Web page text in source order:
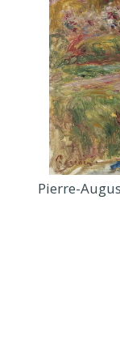
Pierre-